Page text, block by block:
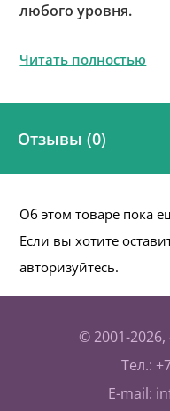
любого уровня.
Читать полностью
Отзывы (0)
Об этом товаре пока
Если вы хотите
авторизуйтесь.
© 2001-
Тел.:
E-mail: